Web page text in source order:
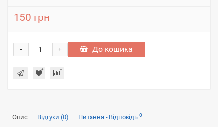
150 грн
+
- До кошика
Опис Відгуки (0) Питання - Відповідь 0